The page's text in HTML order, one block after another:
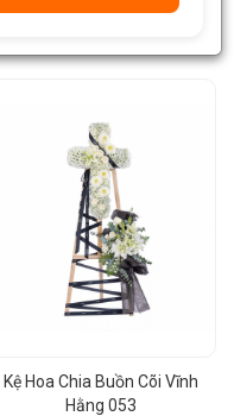
Kệ Hoa Chia Buồn Cõi Vĩnh
Hằng 053